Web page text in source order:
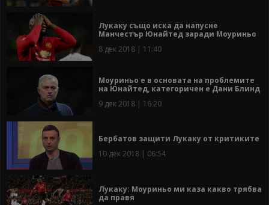
Лукаку също иска да напусне
Манчестър Юнайтед заради Моуриньо
8 дек 2018 | 11:40
Моуриньо е в основата на проблемите
на Юнайтед, категоричен е Дани Блинд
9 дек 2018 | 16:20
Бербатов защити Лукаку от критиките
10 дек 2018 | 06:54
Лукаку: Моуриньо ми каза какво трябва
да правя